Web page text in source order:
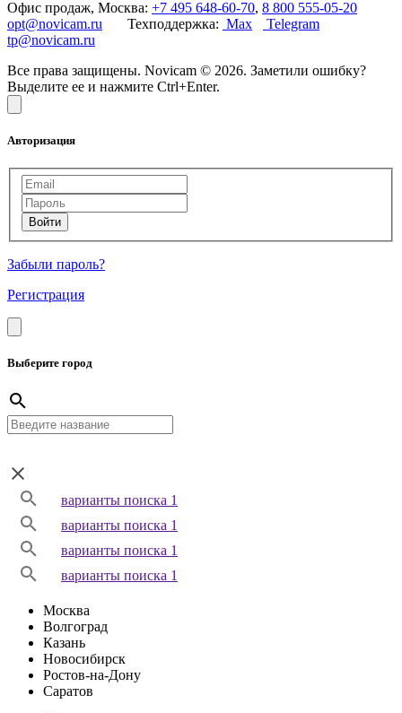
Офис продаж, Москва: +7 495 648-60-70, 8 800 555-05-20
opt@novicam.ru Техподдержка: Max
Telegram
tp@novicam.ru
Все права защищены. Novicam © 2026. Заметили ошибку?
Выделите ее и нажмите Ctrl+Enter.
Авторизация
Забыли пароль?
Регистрация
Выберите город
варианты поиска 1
варианты поиска 1
варианты поиска 1
варианты поиска 1
Москва
Волгоград
Казань
Новосибирск
Ростов-на-Дону
Саратов